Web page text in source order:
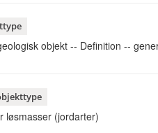
objekt -- Definition --
løsmasser (jordarter)